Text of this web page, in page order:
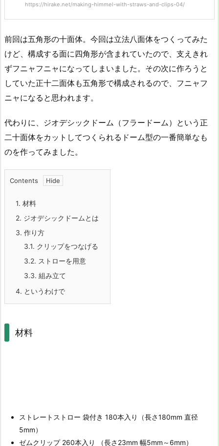
https://hirake.net/making-himmel-with-straws-and-clips-04/
前回は五角形の十面体。今回は立法八面体をつくってみた
けど、構成する面に四角形が含まれていたので、支えきれ
ずフニャフニャになってしまいました。その次に作ろうと
していた正十二面体も五角形で構成されるので、フニャフ
ニャになると思われます。
代わりに、ジオデシックドーム（フラードーム）という正
二十面体をカットしてつくられるドーム型の一番簡単なも
のを作ってみました。
Contents
1. 材料
2. ジオデシックドームとは
3. 作り方
3.1. クリップをつなげる
3.2. ストローを用意
3.3. 組み立て
4. というわけで
材料
ストレートストロー 袋付き 180本入り（長さ180mm 直径
5mm）
ゼムクリップ 260本入り （長さ23mm 幅5mm～6mm）